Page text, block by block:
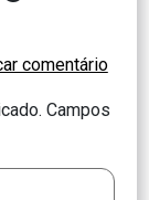
Campos